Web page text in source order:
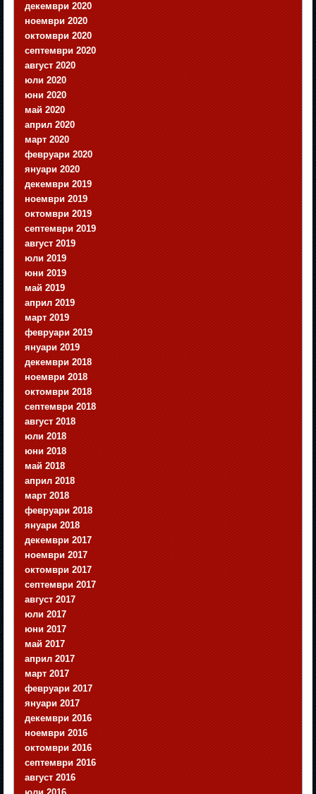
декември 2020
ноември 2020
октомври 2020
септември 2020
август 2020
юли 2020
юни 2020
май 2020
април 2020
март 2020
февруари 2020
януари 2020
декември 2019
ноември 2019
октомври 2019
септември 2019
август 2019
юли 2019
юни 2019
май 2019
април 2019
март 2019
февруари 2019
януари 2019
декември 2018
ноември 2018
октомври 2018
септември 2018
август 2018
юли 2018
юни 2018
май 2018
април 2018
март 2018
февруари 2018
януари 2018
декември 2017
ноември 2017
октомври 2017
септември 2017
август 2017
юли 2017
юни 2017
май 2017
април 2017
март 2017
февруари 2017
януари 2017
декември 2016
ноември 2016
октомври 2016
септември 2016
август 2016